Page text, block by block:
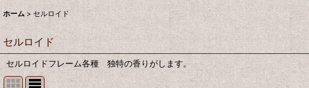
ホーム > セルロイド
セルロイド
セルロイドフレーム各種 独特の香りがします。